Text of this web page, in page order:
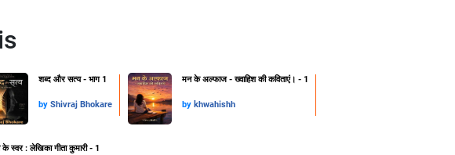
शब्द और सत्य - भाग 1
by Shivraj Bhokare
मन के अल्फाज - ख्वाहिश की कविताएं। - 1
by khwahishh
के स्वर : लेखिका गीता कुमारी - 1